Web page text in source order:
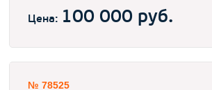
Цена: 100 000 руб.
№ 78525